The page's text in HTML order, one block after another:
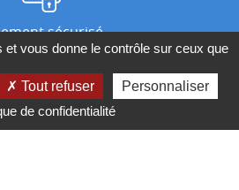
sécurisé
magasins
vous donne le contrôle sur ceux que
Tout refuser
Personnaliser
de confidentialité